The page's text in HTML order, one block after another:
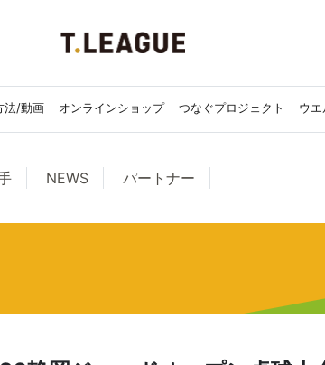
法/動画 オンラインショップ つなぐプロジェクト ウ
NEWS パートナー